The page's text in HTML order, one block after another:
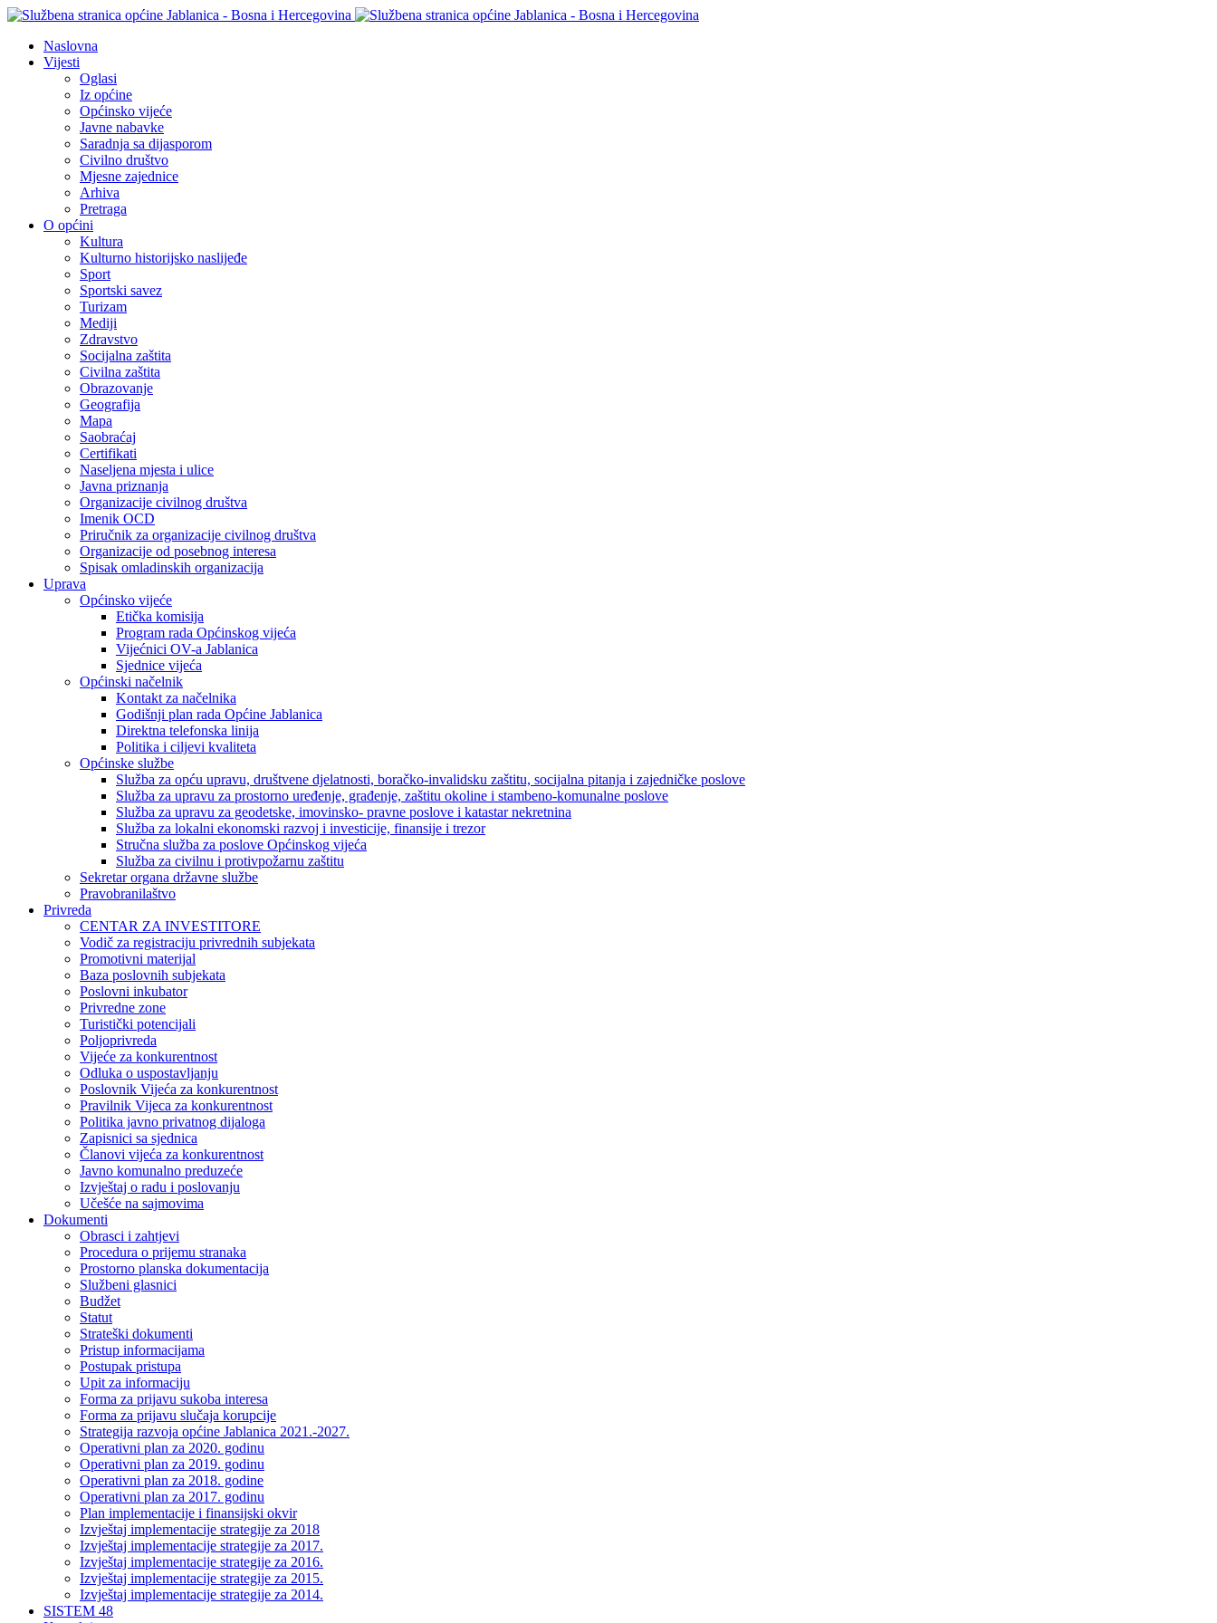
Naslovna
Vijesti
Oglasi
Iz općine
Općinsko vijeće
Javne nabavke
Saradnja sa dijasporom
Civilno društvo
Mjesne zajednice
Arhiva
Pretraga
O općini
Kultura
Kulturno historijsko naslijeđe
Sport
Sportski savez
Turizam
Mediji
Zdravstvo
Socijalna zaštita
Civilna zaštita
Obrazovanje
Geografija
Mapa
Saobraćaj
Certifikati
Naseljena mjesta i ulice
Javna priznanja
Organizacije civilnog društva
Imenik OCD
Priručnik za organizacije civilnog društva
Organizacije od posebnog interesa
Spisak omladinskih organizacija
Uprava
Općinsko vijeće
Etička komisija
Program rada Općinskog vijeća
Vijećnici OV-a Jablanica
Sjednice vijeća
Općinski načelnik
Kontakt za načelnika
Godišnji plan rada Općine Jablanica
Direktna telefonska linija
Politika i ciljevi kvaliteta
Općinske službe
Služba za opću upravu, društvene djelatnosti, boračko-invalidsku zaštitu, socijalna pitanja i zajedničke poslove
Služba za upravu za prostorno uređenje, građenje, zaštitu okoline i stambeno-komunalne poslove
Služba za upravu za geodetske, imovinsko- pravne poslove i katastar nekretnina
Služba za lokalni ekonomski razvoj i investicije, finansije i trezor
Stručna služba za poslove Općinskog vijeća
Služba za civilnu i protivpožarnu zaštitu
Sekretar organa državne službe
Pravobranilaštvo
Privreda
CENTAR ZA INVESTITORE
Vodič za registraciju privrednih subjekata
Promotivni materijal
Baza poslovnih subjekata
Poslovni inkubator
Privredne zone
Turistički potencijali
Poljoprivreda
Vijeće za konkurentnost
Odluka o uspostavljanju
Poslovnik Vijeća za konkurentnost
Pravilnik Vijeca za konkurentnost
Politika javno privatnog dijaloga
Zapisnici sa sjednica
Članovi vijeća za konkurentnost
Javno komunalno preduzeće
Izvještaj o radu i poslovanju
Učešće na sajmovima
Dokumenti
Obrasci i zahtjevi
Procedura o prijemu stranaka
Prostorno planska dokumentacija
Službeni glasnici
Budžet
Statut
Strateški dokumenti
Pristup informacijama
Postupak pristupa
Upit za informaciju
Forma za prijavu sukoba interesa
Forma za prijavu slučaja korupcije
Strategija razvoja općine Jablanica 2021.-2027.
Operativni plan za 2020. godinu
Operativni plan za 2019. godinu
Operativni plan za 2018. godine
Operativni plan za 2017. godinu
Plan implementacije i finansijski okvir
Izvještaj implementacije strategije za 2018
Izvještaj implementacije strategije za 2017.
Izvještaj implementacije strategije za 2016.
Izvještaj implementacije strategije za 2015.
Izvještaj implementacije strategije za 2014.
SISTEM 48